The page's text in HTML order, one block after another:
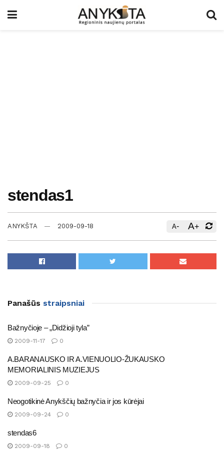
stendas1
ANYKŠTA 2009-09-18 A- A+
Panašūs straipsniai
Bažnyčioje – „Didžioji tyla”
2009-11-17 0
A.BARANAUSKO IR A.VIENUOLIO-ŽUKAUSKO
MEMORIALINIS MUZIEJUS
2009-09-25 0
Neogotikinė Anykščių bažnyčia ir jos kūrėjai
2009-09-24 0
stendas6
2009-09-18 0